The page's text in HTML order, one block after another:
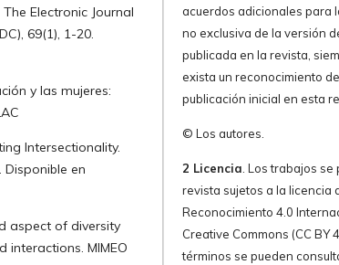
Electronic Journal
69(1), 1-20.
y las mujeres:
Intersectionality.
Disponible en
aspect of diversity
MIMEO
acuerdos adicionales para
no exclusiva de la versión
publicada en la revista,
exista un reconocimiento
publicación inicial en esta
© Los autores.
2 Licencia. Los trabajos se
revista sujetos a la licencia
Reconocimiento 4.0
Creative Commons (CC BY
términos se pueden